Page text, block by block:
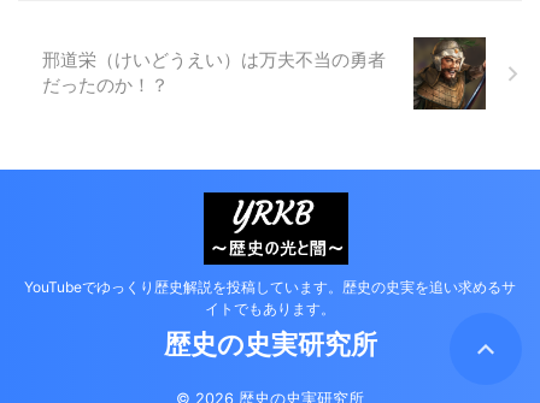
邢道栄（けいどうえい）は万夫不当の勇者
だったのか！？
YouTubeでゆっくり歴史解説を投稿しています。歴史の史実を追い求めるサ
イトでもあります。
歴史の史実研究所
© 2026 歴史の史実研究所